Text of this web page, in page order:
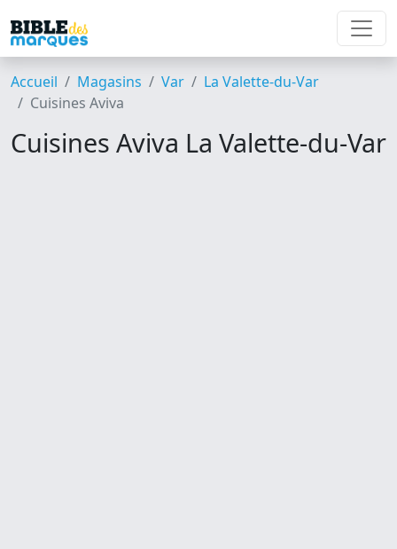
Accueil Magasins Var
La Valette-du-Var
Cuisines Aviva
Cuisines Aviva La Valette-du-Var